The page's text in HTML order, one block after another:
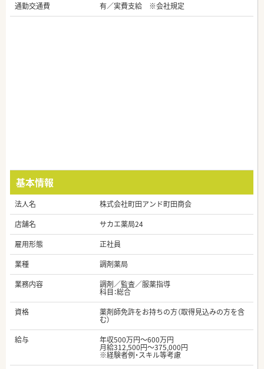
通勤交通費
有／実費支給 ※会社規定
基本情報
法人名
株式会社町田アンド町田商会
店舗名
サカエ薬局24
雇用形態
正社員
業種
調剤薬局
業務内容
調剤／監査／服薬指導
科目：総合
資格
薬剤師免許をお持ちの方（取得見込みの方を含
む）
給与
年収500万円～600万円
月給312,500円～375,000円
※経験者例・スキル等考慮